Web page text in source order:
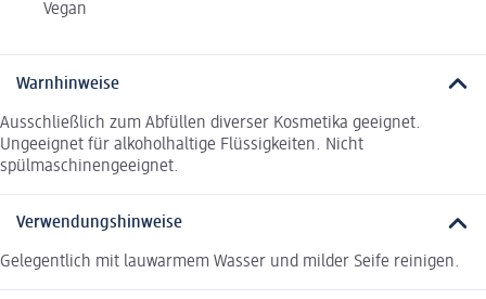
Vegan
Warnhinweise
Ausschließlich zum Abfüllen diverser Kosmetika geeignet.
Ungeeignet für alkoholhaltige Flüssigkeiten. Nicht
spülmaschinengeeignet.
Verwendungshinweise
Gelegentlich mit lauwarmem Wasser und milder Seife reinigen.